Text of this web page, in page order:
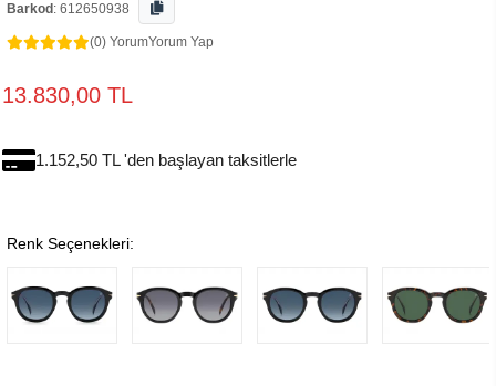
Barkod : 612650938
(0) YorumYorum Yap
13.830,00 TL
1.152,50 TL 'den başlayan taksitlerle
Renk Seçenekleri: